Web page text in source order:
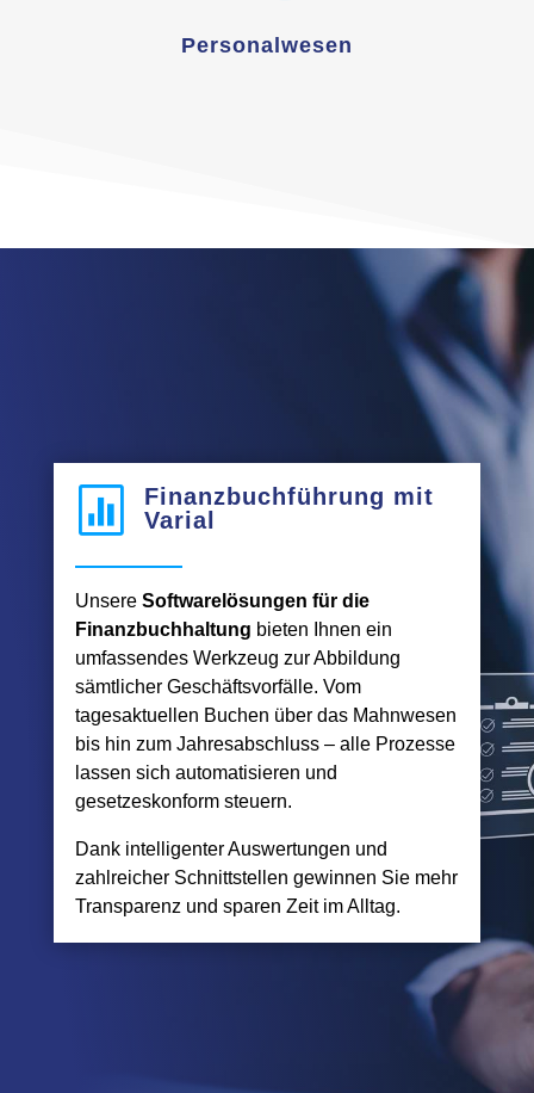
Personalwesen

Finanzbuchführung mit
Varial
Unsere Softwarelösungen für die
Finanzbuchhaltung bieten Ihnen ein
umfassendes Werkzeug zur Abbildung
sämtlicher Geschäftsvorfälle. Vom
tagesaktuellen Buchen über das Mahnwesen
bis hin zum Jahresabschluss – alle Prozesse
lassen sich automatisieren und
gesetzeskonform steuern.
Dank intelligenter Auswertungen und
zahlreicher Schnittstellen gewinnen Sie mehr
Transparenz und sparen Zeit im Alltag.